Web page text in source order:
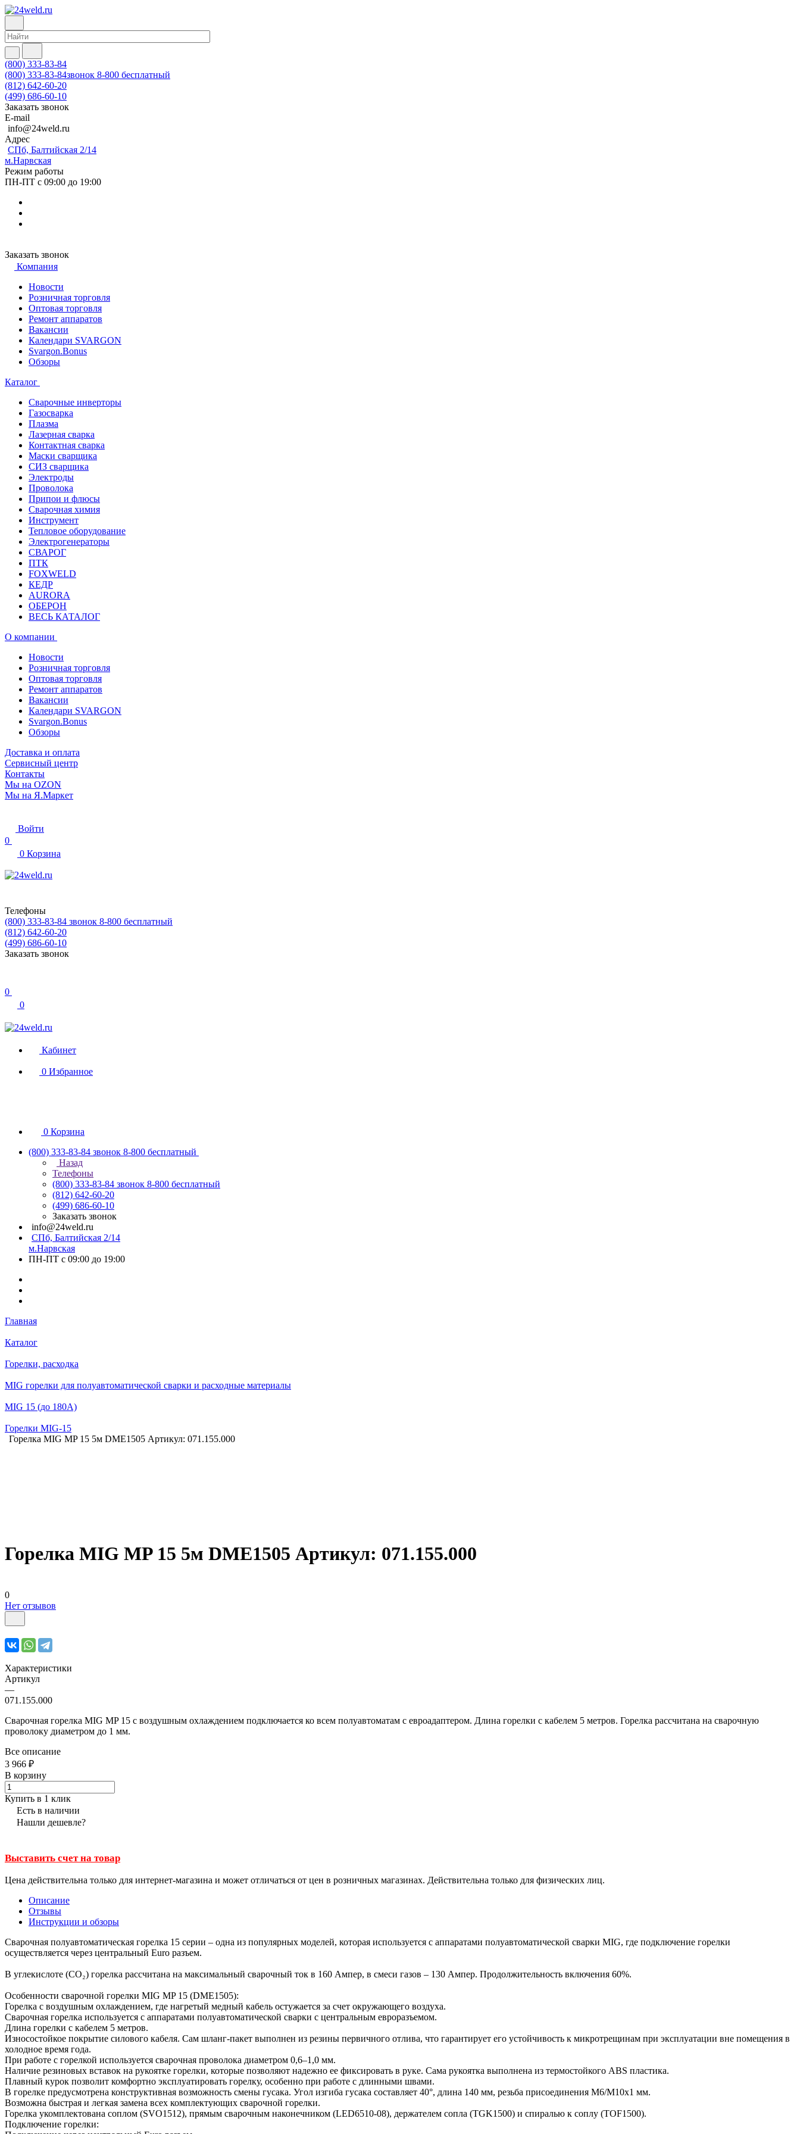
(800) 333-83-84
(800) 333-83-84звонок 8-800 бесплатный
(812) 642-60-20
(499) 686-60-10
Заказать звонок
E-mail
info@24weld.ru
Адрес
СПб, Балтийская 2/14
м.Нарвская
Режим работы
ПН-ПТ с 09:00 до 19:00
Заказать звонок
Компания
Новости
Розничная торговля
Оптовая торговля
Ремонт аппаратов
Вакансии
Календари SVARGON
Svargon.Bonus
Обзоры
Каталог
Сварочные инверторы
Газосварка
Плазма
Лазерная сварка
Контактная сварка
Маски сварщика
СИЗ сварщика
Электроды
Проволока
Припои и флюсы
Сварочная химия
Инструмент
Тепловое оборудование
Электрогенераторы
СВАРОГ
ПТК
FOXWELD
КЕДР
AURORA
ОБЕРОН
ВЕСЬ КАТАЛОГ
О компании
Новости
Розничная торговля
Оптовая торговля
Ремонт аппаратов
Вакансии
Календари SVARGON
Svargon.Bonus
Обзоры
Доставка и оплата
Сервисный центр
Контакты
Мы на OZON
Мы на Я.Маркет
Войти
0
0 Корзина
Телефоны
(800) 333-83-84 звонок 8-800 бесплатный
(812) 642-60-20
(499) 686-60-10
Заказать звонок
0
0
Кабинет
0 Избранное
0 Корзина
(800) 333-83-84 звонок 8-800 бесплатный
Назад
Телефоны
(800) 333-83-84 звонок 8-800 бесплатный
(812) 642-60-20
(499) 686-60-10
Заказать звонок
info@24weld.ru
СПб, Балтийская 2/14
м.Нарвская
ПН-ПТ с 09:00 до 19:00
Главная
Каталог
Горелки, расходка
MIG горелки для полуавтоматической сварки и расходные материалы
MIG 15 (до 180А)
Горелки MIG-15
Горелка MIG MP 15 5м DME1505 Артикул: 071.155.000
Горелка MIG MP 15 5м DME1505 Артикул: 071.155.000
0
Нет отзывов
Характеристики
Артикул
—
071.155.000
Сварочная горелка MIG MP 15 с воздушным охлаждением подключается ко всем полуавтоматам с евроадаптером. Длина горелки с кабелем 5 метров. Горелка рассчитана на сварочную
проволоку диаметром до 1 мм.
Все описание
3 966 ₽
В корзину
Купить в 1 клик
Есть в наличии
Нашли дешевле?
Выставить счет на товар
Цена действительна только для интернет-магазина и может отличаться от цен в розничных магазинах. Действительна только для физических лиц.
Описание
Отзывы
Инструкции и обзоры
Сварочная полуавтоматическая горелка 15 серии – одна из популярных моделей, которая используется с аппаратами полуавтоматической сварки MIG, где подключение горелки
осуществляется через центральный Euro разъем.
В углекислоте (CO₂) горелка рассчитана на максимальный сварочный ток в 160 Ампер, в смеси газов – 130 Ампер. Продолжительность включения 60%.
Особенности сварочной горелки MIG MP 15 (DME1505):
Горелка с воздушным охлаждением, где нагретый медный кабель остужается за счет окружающего воздуха.
Сварочная горелка используется с аппаратами полуавтоматической сварки с центральным евроразъемом.
Длина горелки с кабелем 5 метров.
Износостойкое покрытие силового кабеля. Сам шланг-пакет выполнен из резины первичного отлива, что гарантирует его устойчивость к микротрещинам при эксплуатации вне помещения в
холодное время года.
При работе с горелкой используется сварочная проволока диаметром 0,6–1,0 мм.
Наличие резиновых вставок на рукоятке горелки, которые позволяют надежно ее фиксировать в руке. Сама рукоятка выполнена из термостойкого ABS пластика.
Плавный курок позволит комфортно эксплуатировать горелку, особенно при работе с длинными швами.
В горелке предусмотрена конструктивная возможность смены гусака. Угол изгиба гусака составляет 40°, длина 140 мм, резьба присоединения М6/М10х1 мм.
Возможна быстрая и легкая замена всех комплектующих сварочной горелки.
Горелка укомплектована соплом (SVO1512), прямым сварочным наконечником (LED6510-08), держателем сопла (TGK1500) и спиралью к соплу (TOF1500).
Подключение горелки: